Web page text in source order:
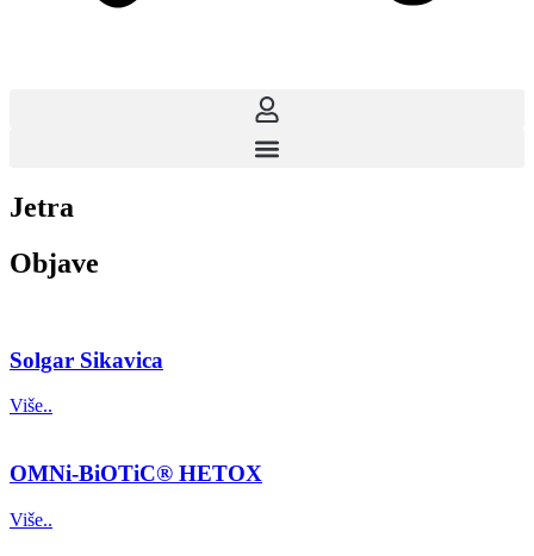
Jetra
Objave
Solgar Sikavica
Više..
OMNi-BiOTiC® HETOX
Više..